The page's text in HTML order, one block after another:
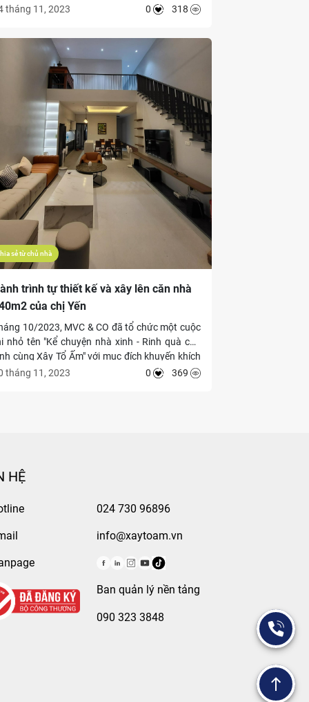
đen - trắng hết sức độc đáo dưới đây của
tháng 11, 2023 0 318
sẻ từ chủ nhà
trình tự thiết kế và xây lên căn nhà
của chị Yến
10/2023, MVC & CO đã tổ chức một cuộc
nhỏ tên "Kể chuyện nhà xinh - Rinh quà cực
cùng Xây Tổ Ấm" với mục đích khuyến khích
đồng chủ nhà kể về hành trình xây dựng
tháng 11, 2023 0 369
HỆ
024 730 96896
info@xaytoam.vn
Ban quản lý nền tảng
090 323 3848